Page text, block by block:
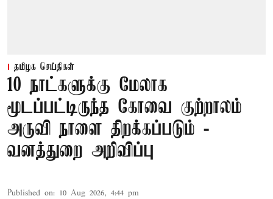
தமிழக செய்திகள்
10 நாட்களுக்கு மேலாக
மூடப்பட்டிருந்த கோவை குற்றாலம்
அருவி நாளை திறக்கப்படும் -
வனத்துறை அறிவிப்பு
Published on: 10 Aug 2026, 4:44 pm